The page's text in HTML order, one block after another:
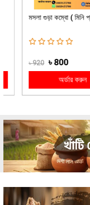
মসলা গুড়া কম্বো ( মিনি প্যাক)
৳ 800
অর্ডার করুন